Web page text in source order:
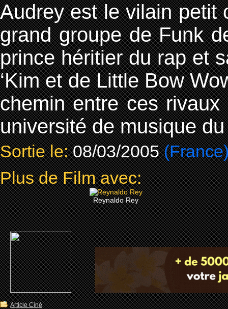
Audrey est le vilain petit
grand groupe de Funk
prince héritier du rap et
‘Kim et de Little Bow
chemin entre ces
université de musique
Sortie le: 08/03/2005
Plus de Film avec:
Reynaldo Rey
Article Ciné